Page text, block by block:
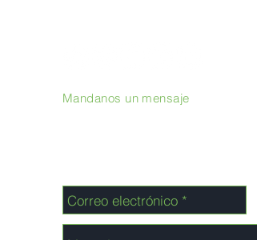
Mandanos un mensaje